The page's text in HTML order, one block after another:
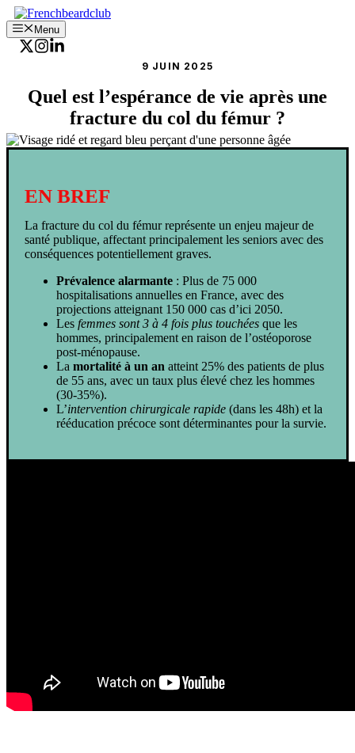
Aller
au
contenu
Menu
9 JUIN 2025
Quel est l’espérance de vie après une
fracture du col du fémur ?
EN BREF
La fracture du col du fémur représente un enjeu majeur de
santé publique, affectant principalement les seniors avec des
conséquences potentiellement graves.
Prévalence alarmante : Plus de 75 000
hospitalisations annuelles en France, avec des
projections atteignant 150 000 cas d’ici 2050.
Les femmes sont 3 à 4 fois plus touchées que les
hommes, principalement en raison de l’ostéoporose
post-ménopause.
La mortalité à un an atteint 25% des patients de plus
de 55 ans, avec un taux plus élevé chez les hommes
(30-35%).
L’intervention chirurgicale rapide (dans les 48h) et la
rééducation précoce sont déterminantes pour la survie.